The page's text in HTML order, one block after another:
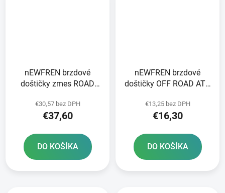
nEWFREN brzdové
doštičky zmes ROAD
ks v balení
€30,57 bez DPH
€37,60
DO KOŠÍKA
nEWFREN brzdové
doštičky OFF ROAD ATV
€13,25 bez DPH
€16,30
DO KOŠÍKA